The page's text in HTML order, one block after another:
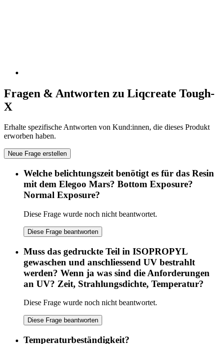
Fragen & Antworten zu Liqcreate Tough-
X
Erhalte spezifische Antworten von Kund:innen, die dieses Produkt
erworben haben.
Neue Frage erstellen
Welche belichtungszeit benötigt es für das Resin
mit dem Elegoo Mars? Bottom Exposure?
Normal Exposure?
Diese Frage wurde noch nicht beantwortet.
Diese Frage beantworten
Muss das gedruckte Teil in ISOPROPYL
gewaschen und anschliessend UV bestrahlt
werden? Wenn ja was sind die Anforderungen
an UV? Zeit, Strahlungsdichte, Temperatur?
Diese Frage wurde noch nicht beantwortet.
Diese Frage beantworten
Temperaturbeständigkeit?